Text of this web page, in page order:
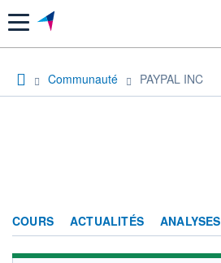
Menu
Communauté PAYPAL INC
COURS ACTUALITÉS ANALYSES